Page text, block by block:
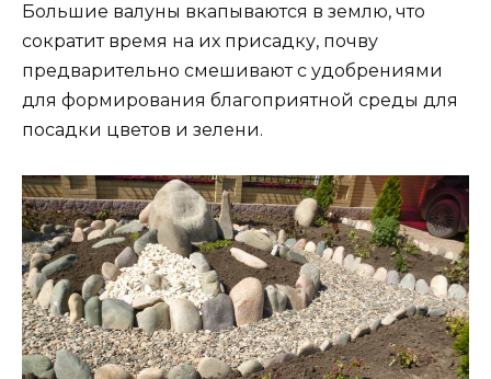
Большие валуны вкапываются в землю, что
сократит время на их присадку, почву
предварительно смешивают с удобрениями
для формирования благоприятной среды для
посадки цветов и зелени.